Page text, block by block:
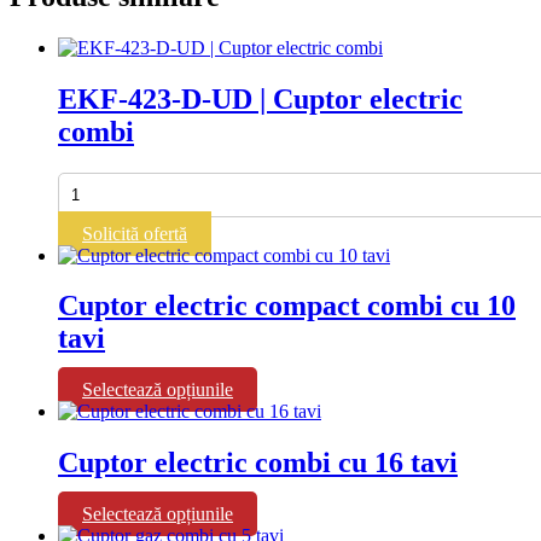
EKF-423-D-UD | Cuptor electric
combi
Cantitate
EKF-
423-
D-
UD
Cuptor
electric
combi
Solicită ofertă
Cuptor electric compact combi cu 10
tavi
Selectează opțiunile
produs
multe
variații.
Cuptor electric combi cu 16 tavi
Selectează opțiunile
produs